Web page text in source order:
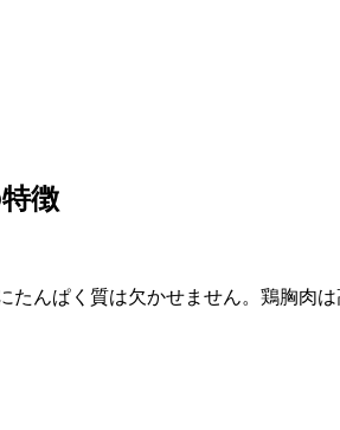
徴
たんぱく質は欠かせません。鶏胸肉